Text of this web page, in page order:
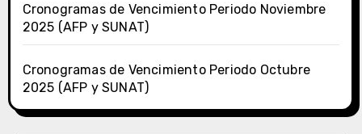
Cronogramas de Vencimiento Periodo Noviembre
2025 (AFP y SUNAT)
Cronogramas de Vencimiento Periodo Octubre
2025 (AFP y SUNAT)